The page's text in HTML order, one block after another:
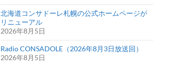
北海道コンサドーレ札幌の公式ホームページが
リニューアル
2026年8月5日
Radio CONSADOLE（2026年8月3日放送回）
2026年8月5日